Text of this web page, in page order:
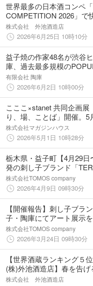
世界最多の日本酒コンペ
COMPETITION 2026」で
株式会社 外池酒造店
2026年6月25日 10時10分
益子焼の作家48名が渋谷
庫、過去最多規模の
開催
有限会社 陶庫
2026年6月2日 10時00分
こここ×stanet 共同企画展
り、場、ことば」開催。5
7日（日）、栃木県益子町
株式会社マガジンハウス
2026年5月1日 10時28分
栃木県・益子町【4月29日
発の刺し子ブランド「
子春の陶器市に出店
株式会社TOMOS company
2026年4月9日 09時30分
【開催報告】刺し子ブラ
子・陶庫にてアート展示
株式会社TOMOS company
2026年3月24日 09時30分
【世界酒蔵ランキング５
(株)外池酒造店】春を告
限定酒『燦爛 純米吟醸生
株式会社 外池酒造店